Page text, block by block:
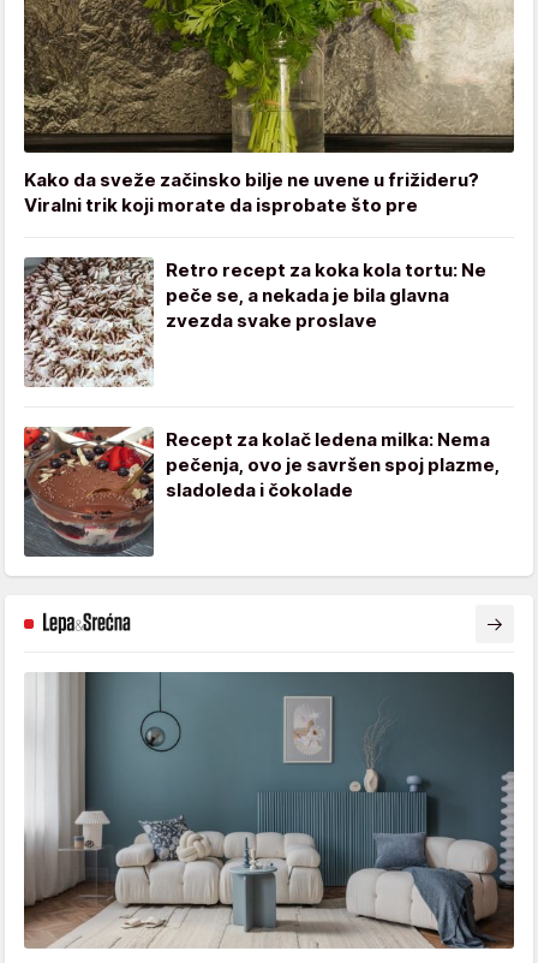
Kako da sveže začinsko bilje ne uvene u frižideru?
Viralni trik koji morate da isprobate što pre
Retro recept za koka kola tortu: Ne
peče se, a nekada je bila glavna
zvezda svake proslave
Recept za kolač ledena milka: Nema
pečenja, ovo je savršen spoj plazme,
sladoleda i čokolade